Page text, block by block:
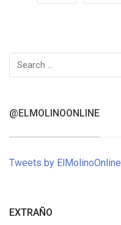
Search
for:
@ELMOLINOONLINE
Tweets by ElMolinoOnline
EXTRAÑO